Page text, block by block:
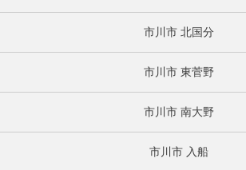
市川市 北国分
市川市 東菅野
市川市 南大野
市川市 入船